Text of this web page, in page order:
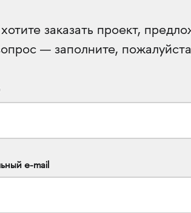
заказать проект,
— заполните,
e-mail